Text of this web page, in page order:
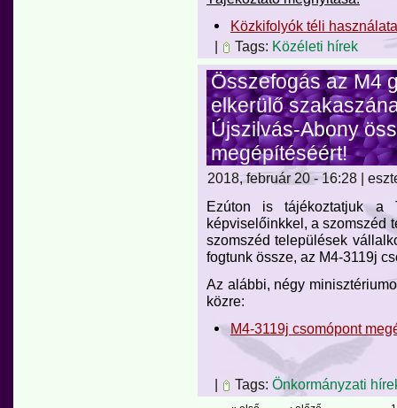
Közkifolyók téli használata
|
Tags: Közéleti hírek
Összefogás az M4
elkerülő
Újszilvás-Abony
megépítéséért!
2018, február 20 - 16:28 |
Ezúton is tájékoztatjuk a
képviselőinkkel, a szomszéd
szomszéd települések
fogtunk össze, az M4-3119j
Az alábbi, négy
közre:
M4-3119j csomópont
| Tags: Önkormányzati